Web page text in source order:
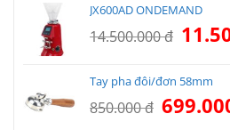
JX600AD ONDEMAND
14.500.000đ Giá
gốc
Tay pha đôi/đơn 58mm
850.000đ Giá
gốc